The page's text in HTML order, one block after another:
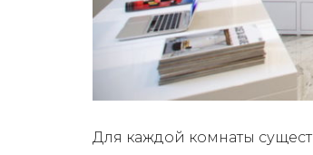
Для каждой комнаты